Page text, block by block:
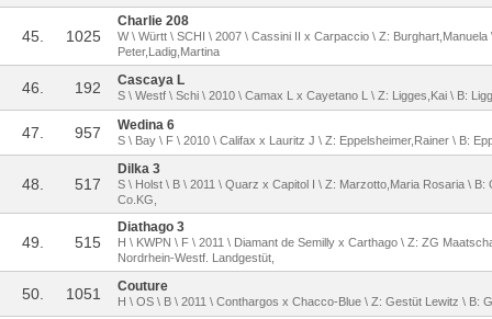
45. 1025
Charlie 208
W \ Württ \ SCHI \ 2007 \ Cassini II x Carpaccio \ Z: Burghart,Manuela
Peter,Ladig,Martina
46. 192 Cascaya L
S \ Westf \ Schi \ 2010 \ Camax L x Cayetano L \ Z: Ligges,Kai \ B:
47. 957 Wedina 6
S \ Bay \ F \ 2010 \ Califax x Lauritz J \ Z: Eppelsheimer,Rainer \ B:
48. 517
Dilka 3
S \ Holst \ B \ 2011 \ Quarz x Capitol I \ Z: Marzotto,Maria Rosaria \
Co.KG,
49. 515
Diathago 3
H \ KWPN \ F \ 2011 \ Diamant de Semilly x Carthago \ Z: ZG
Nordrhein-Westf. Landgestüt,
50. 1051 Couture
H \ OS \ B \ 2011 \ Conthargos x Chacco-Blue \ Z: Gestüt Lewitz \ B: